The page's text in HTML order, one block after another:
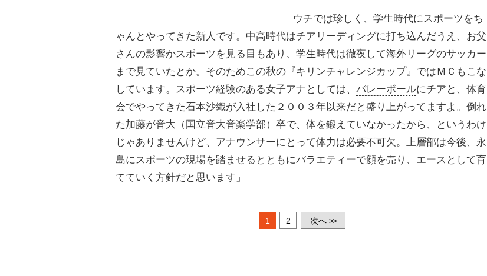
「ウチでは珍しく、学生時代にスポーツをち
ゃんとやってきた新人です。中高時代はチアリーディングに打ち込んだうえ、お父
さんの影響かスポーツを見る目もあり、学生時代は徹夜して海外リーグのサッカー
まで見ていたとか。そのためこの秋の『キリンチャレンジカップ』ではＭＣもこな
しています。スポーツ経験のある女子アナとしては、 バレーボールにチアと、体育
会でやってきた石本沙織が入社した２００３年以来だと盛り上がってますよ。倒れ
た加藤が音大（国立音大音楽学部）卒で、体を鍛えていなかったから、というわけ
じゃありませんけど、アナウンサーにとって体力は必要不可欠。上層部は今後、永
島にスポーツの現場を踏ませるとともにバラエティーで顔を売り、エースとして育
てていく方針だと思います」
1 2 次へ >>